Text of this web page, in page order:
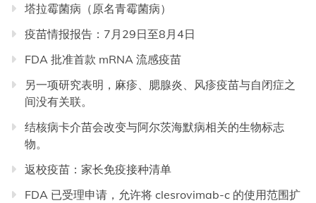
塔拉霉菌病（原名青霉菌病）
疫苗情报报告：7月29日至8月4日
FDA 批准首款 mRNA 流感疫苗
另一项研究表明，麻疹、腮腺炎、风疹疫苗与自闭症之
间没有关联。
结核病卡介苗会改变与阿尔茨海默病相关的生物标志
物。
返校疫苗：家长免疫接种清单
FDA 已受理申请，允许将 clesrovimab-c 的使用范围扩